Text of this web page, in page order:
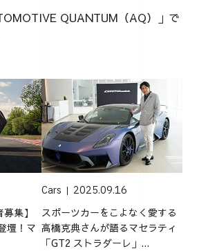
QUANTUM（AQ）」で
集】
壇！マ
Cars 2025.09.16
スポーツカーをこよなく愛する
高橋克典さんが語るマセラティ
「GT2 ストラダーレ」...